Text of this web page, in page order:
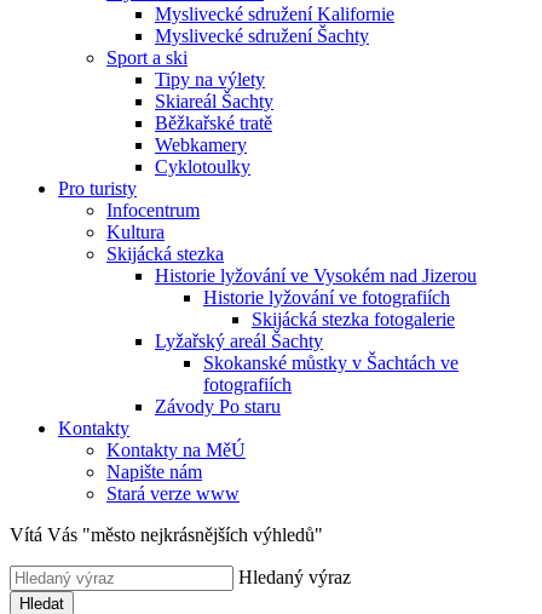
Myslivecké sdružení Kalifornie
Myslivecké sdružení Šachty
Sport a ski
Tipy na výlety
Skiareál Šachty
Běžkařské tratě
Webkamery
Cyklotoulky
Pro turisty
Infocentrum
Kultura
Skijácká stezka
Historie lyžování ve Vysokém nad Jizerou
Historie lyžování ve fotografiích
Skijácká stezka fotogalerie
Lyžařský areál Šachty
Skokanské můstky v Šachtách ve
fotografiích
Závody Po staru
Kontakty
Kontakty na MěÚ
Napište nám
Stará verze www
Vítá Vás "město nejkrásnějších výhledů"
Hledaný výraz
Hledat